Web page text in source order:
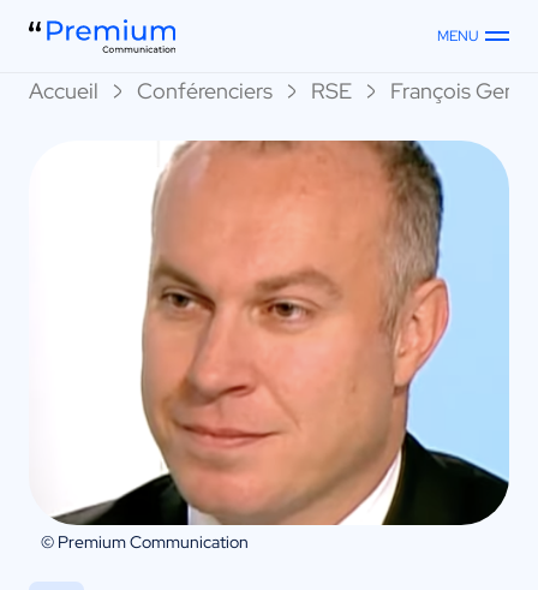
MENU
Accueil Conférenciers RSE François
© Premium Communication